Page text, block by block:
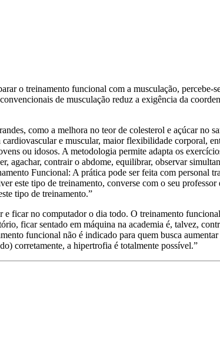
o treinamento funcional com a musculação, percebe-
de musculação reduz a exigência da
como a melhora no teor de colesterol e açúcar no
e muscular, maior flexibilidade corporal,
ou idosos. A metodologia permite adapta os
agachar, contrair o abdome, equilibrar, observar
Funcional: A prática pode ser feita com personal
este tipo de treinamento, converse com o seu
tipo de treinamento.”
ficar no computador o dia todo. O treinamento
ficar sentado em máquina na academia é, talvez,
funcional não é indicado para quem busca
corretamente, a hipertrofia é totalmente possível.”